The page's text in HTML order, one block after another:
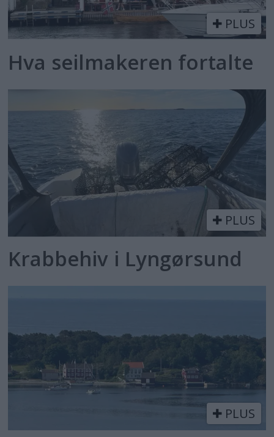
PLUS
Hva seilmakeren fortalte
PLUS
Krabbehiv i Lyngørsund
PLUS